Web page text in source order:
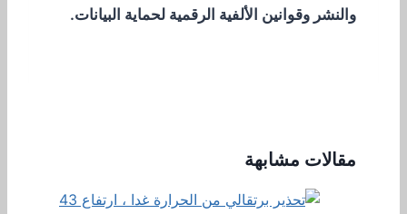
والنشر وقوانين الألفية الرقمية لحماية البيانات.
مقالات مشابهة